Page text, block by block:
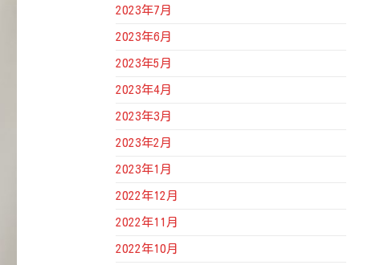
2023年7月
2023年6月
2023年5月
2023年4月
2023年3月
2023年2月
2023年1月
2022年12月
2022年11月
2022年10月